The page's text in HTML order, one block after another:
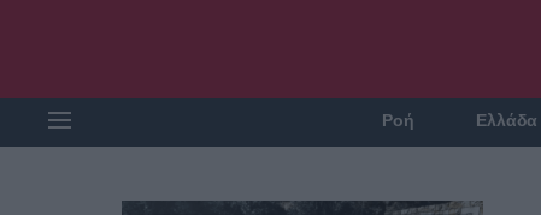
Ροή Ελλάδα